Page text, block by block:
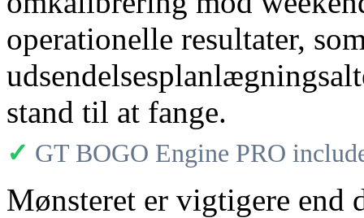
operationelle resultater,
stand til at fange.
✓ GT BOGO Engine PRO
Mønsteret er vigtigere end